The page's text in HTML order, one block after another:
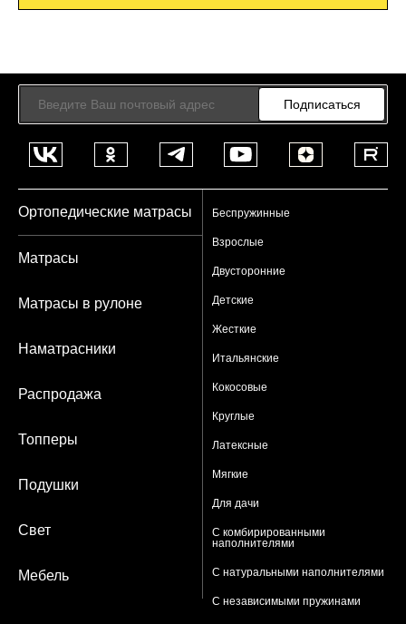
Подписаться
Ортопедические матрасы Беспружинные
Взрослые
Двусторонние
Детские
Жесткие
Итальянские
Кокосовые
Круглые
Латексные
Мягкие
Для дачи
С комбирированными
наполнителями
С натуральными наполнителями
С независимыми пружинами
Матрасы
Матрасы в рулоне
Наматрасники
Распродажа
Топперы
Подушки
Свет
Мебель